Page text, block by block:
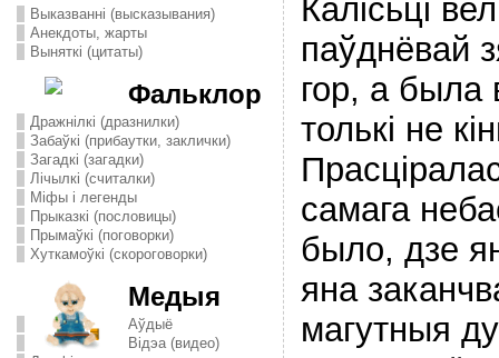
Выказванні (высказывания)
Анекдоты, жарты
Выняткі (цитаты)
Фальклор
Дражнілкі (дразнилки)
Забаўкі (прибаутки, заклички)
Загадкі (загадки)
Лічылкі (считалки)
Міфы і легенды
Прыказкі (пословицы)
Прымаўкі (поговорки)
Хуткамоўкі (скороговорки)
Медыя
Аўдыё
Відэа (видео)
Калiсьцi
паўднёвай
гор, а была
толькi не
самага
было, дзе
яна
магутныя